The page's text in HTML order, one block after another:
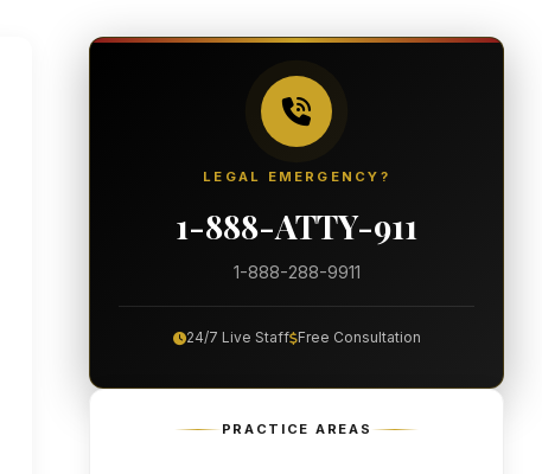
LEGAL EMERGENCY?
1-888-ATTY-911
1-888-288-9911
24/7 Live Staff Free Consultation
PRACTICE AREAS